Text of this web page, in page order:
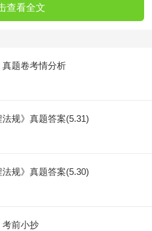
查看全文
题卷考情分析
规》真题答案(5.31)
规》真题答案(5.30)
考前小抄